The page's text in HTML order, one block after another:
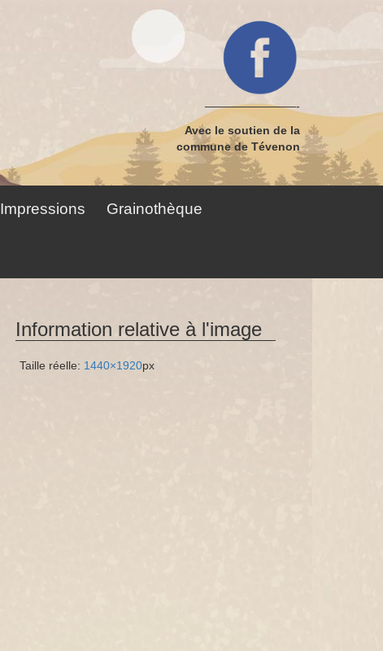
————————-
Avec le soutien de la
commune de Tévenon
Impressions Grainothèque
Information relative à l'image
Taille réelle: 1440×1920px